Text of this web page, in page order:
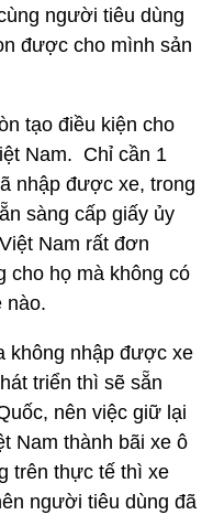
người tiêu dùng
được cho mình sản
tạo điều kiện cho
Nam. Chỉ cần 1
nhập được xe, trong
sàng cấp giấy ủy
Nam rất đơn
cho họ mà không có
nào.
không nhập được xe
triển thì sẽ sẵn
nên việc giữ lại
Nam thành bãi xe ô
trên thực tế thì xe
người tiêu dùng đã